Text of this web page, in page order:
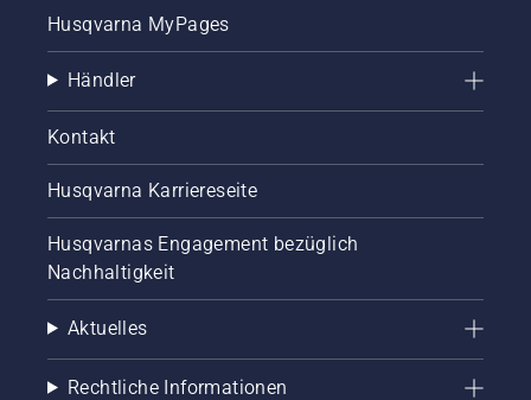
Husqvarna MyPages
Händler
Kontakt
Husqvarna Karriereseite
Husqvarnas Engagement bezüglich
Nachhaltigkeit
Aktuelles
Rechtliche Informationen